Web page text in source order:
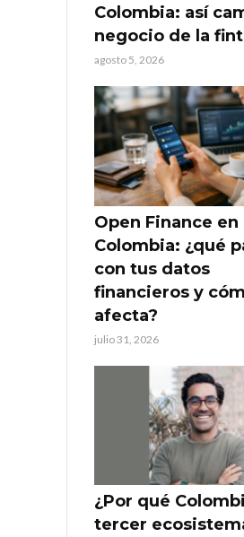
Colombia: así
negocio de la
agosto 5, 2026
Open Finance en
Colombia: ¿qué
con tus datos
financieros y
afecta?
julio 31, 2026
¿Por qué
tercer